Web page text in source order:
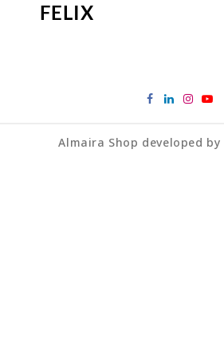
FELIX
Almaira Shop developed by